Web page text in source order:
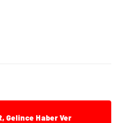
Gelince Haber Ver